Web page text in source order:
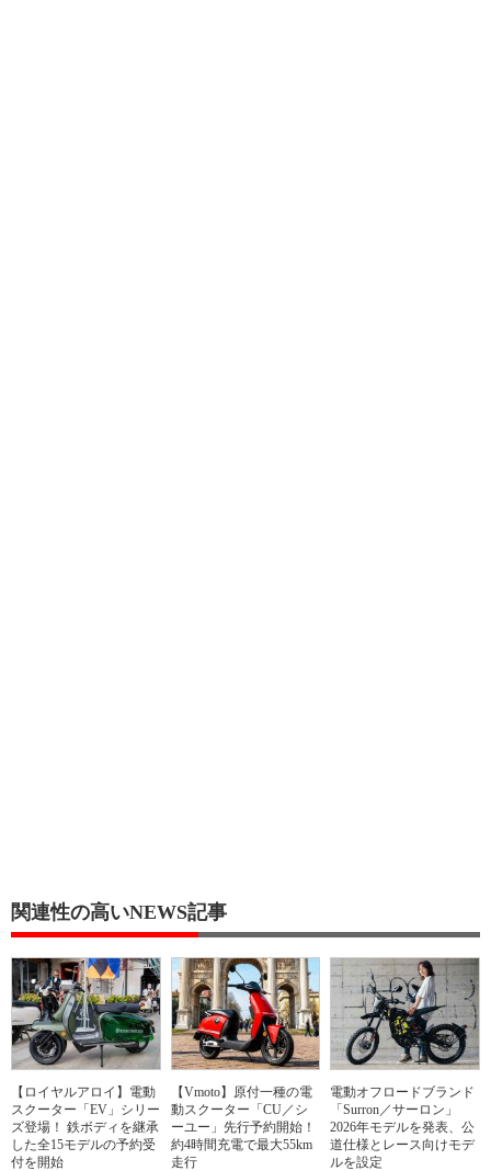
関連性の高いNEWS記事
【ロイヤルアロイ】電動
スクーター「EV」シリー
ズ登場！ 鉄ボディを継承
した全15モデルの予約受
付を開始
【Vmoto】原付一種の電
動スクーター「CU／シ
ーユー」先行予約開始！
約4時間充電で最大55km
走行
電動オフロードブランド
「Surron／サーロン」
2026年モデルを発表、公
道仕様とレース向けモデ
ルを設定